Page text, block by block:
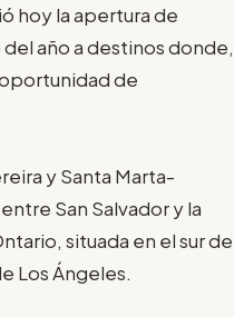
hoy la apertura de
del año a destinos donde,
de
y Santa Marta-
San Salvador y la
situada en el sur de
Los Ángeles.